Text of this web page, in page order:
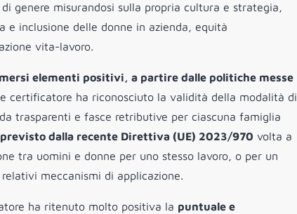
genere misurandosi sulla propria cultura e strategia,
e inclusione delle donne in azienda, equità
vita-lavoro.
elementi positivi, a partire dalle politiche messe
certificatore ha riconosciuto la validità della modalità di
trasparenti e fasce retributive per ciascuna famiglia
dalla recente Direttiva (UE) 2023/970 volta a
tra uomini e donne per uno stesso lavoro, o per un
meccanismi di applicazione.
ha ritenuto molto positiva la puntuale e